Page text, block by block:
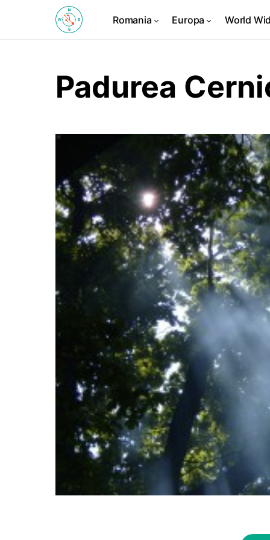
Romania Europa World
Padurea